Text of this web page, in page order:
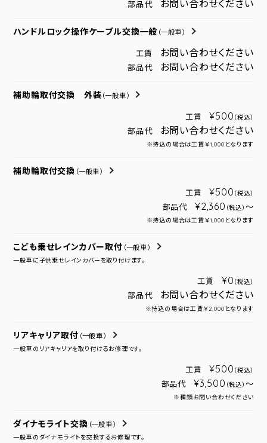
部品代 お問い合わせください
ハンドルロック操作ケーブル交換一般 （一般車）
工賃 お問い合わせください
部品代 お問い合わせください
補助輪取付交換 外装 （一般車）
工賃 ¥500 （税込）
部品代 お問い合わせください
※持込の場合は工賃￥1,000となります
補助輪取付交換 （一般車）
工賃 ¥500 （税込）
部品代 ¥2,360 （税込） ～
※持込の場合は工賃￥1,000となります
こども乗せレインカバー取付 （一般車）
一般車に子供乗せレインカバーを取り付けます。
工賃 ¥0 （税込）
部品代 お問い合わせください
※持込の場合は工賃￥2,000となります
リアキャリア取付 （一般車）
一般車のリアキャリアを取り付けるお修理です。
工賃 ¥500 （税込）
部品代 ¥3,500 （税込） ～
※種類お問い合わせください
ダイナモライト交換 （一般車）
一般車のダイナモライトを交換するお修理です。